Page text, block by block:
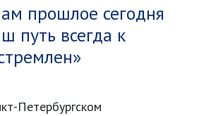
прошлое сегодня
путь всегда к
Петербургском